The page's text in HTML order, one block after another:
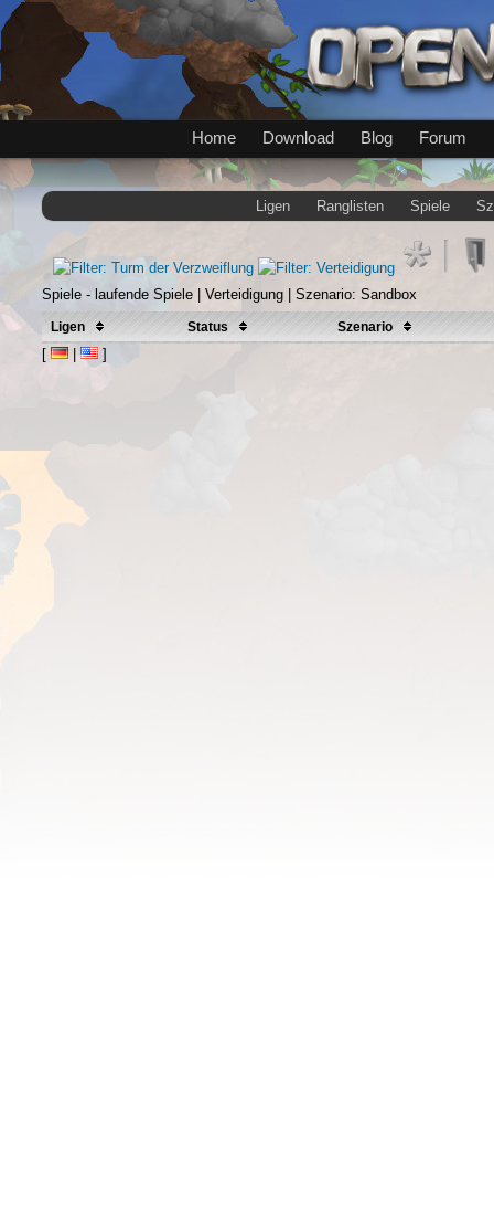
Home Download Blog Forum
Ligen Ranglisten Spiele
Spiele - laufende Spiele | Verteidigung | Szenario: Sandbox
Ligen Status Szenario
[ | ]